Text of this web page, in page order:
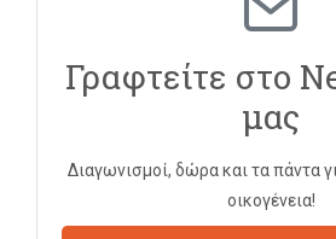
Γραφτείτε στο
μας
Διαγωνισμοί, δώρα και τα πάντα
οικογένεια!